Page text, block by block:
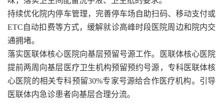
持续优化院内停车管理，完善停车场自助扫码、移动支付或
ETC自动扣费等方式，缓解就诊高峰时段医院周边和院内交
通拥堵。
落实医联体核心医院向基层预留号源工作。医联体核心医院
提前两周向基层医疗卫生机构预留预约号源，专科医联体核
心医院的相关专科预留30%专家号源给合作医疗机构。引导
医联体内急诊患者向基层合理分流。